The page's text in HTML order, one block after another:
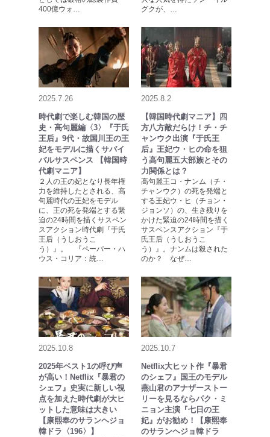
400億ウォ…
グクが、…
2025.7.26
時代劇で楽しむ韓国の歴
史・高句麗編〈3〉『于氏
王后』9代・故国川王の王
妃をモデルに描くサバイ
バルサスペンス 【韓国時
代劇マニア】
２人の王の妃となり長年権
力を維持したとされる、高
句麗時代の王妃をモデル
に、王の死を発端とする緊
迫の24時間を描くサスペン
スアクション時代劇『于氏
王后（うしおうこ
う）』。 『ペーパー・ハ
ウス・コリア：統…
2025.8.2
【韓国時代劇マニア】四
方八方敵だらけ！チ・チ
ャンウク出演『于氏王
后』王妃ウ・ヒの命を狙
う高句麗五大部族とその
力関係とは？
高句麗王コ・ナンム（チ・
チャンウク）の死を発端と
する王妃ウ・ヒ（チョン・
ジョンソ）の、生き残りを
かけた緊迫の24時間を描く
サスペンスアクション『于
氏王后（うしおうこ
う）』。ナンムは殺された
のか？ なぜ…
2025.10.8
2025年ベスト1の呼び声
が高い！Netflix『暴君の
シェフ』史実に新しい視
点を加えた時代劇が大ヒ
ットした意味は大きい
【康熙奉のサランヘジョ
韓ドラ〈196〉】
2025.10.7
Netflix大ヒット作『暴君
のシェフ』国王のモデル
燕山君のアナザーストー
リーを見るならパク・ミ
ニョン主演『七日の王
妃』がお勧め！【康熙奉
のサランヘジョ韓ドラ